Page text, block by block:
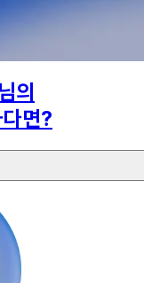
의
면?